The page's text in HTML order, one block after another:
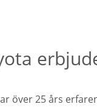
över 25 års